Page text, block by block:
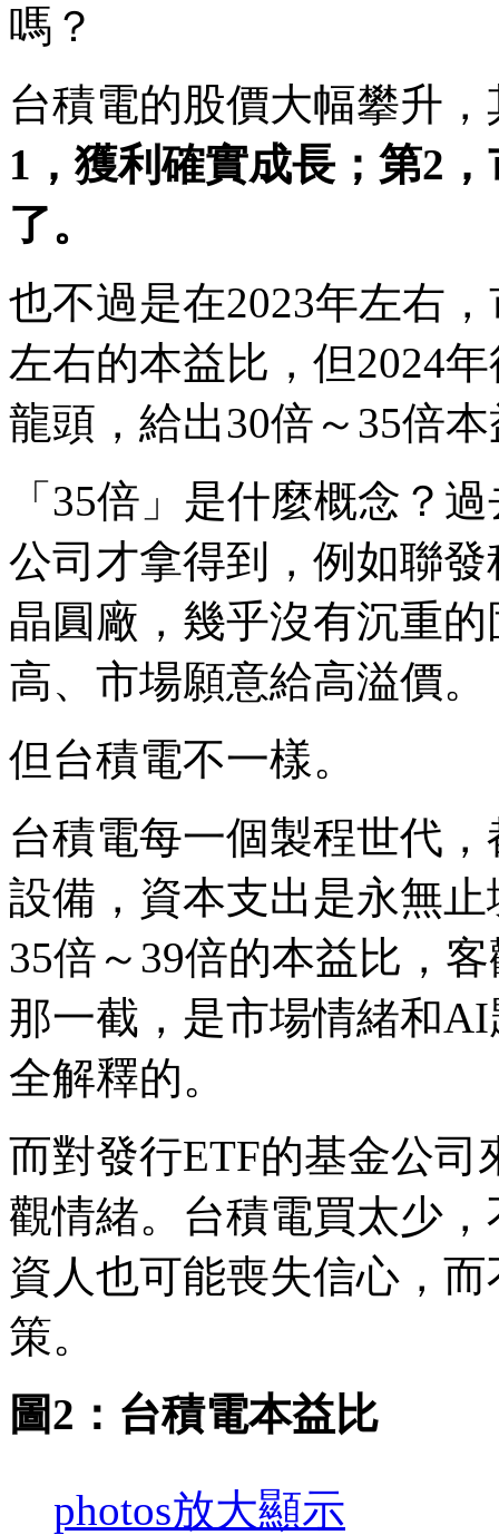
嗎？
台積電的股價大幅攀升
1，獲利確實成長；第2
了。
也不過是在2023年左右
左右的本益比，但2024
龍頭，給出30倍～35倍
「35倍」是什麼概念？
公司才拿得到，例如聯
晶圓廠，幾乎沒有沉重
高、市場願意給高溢價。
但台積電不一樣。
台積電每一個製程世代
設備，資本支出是永無
35倍～39倍的本益比，
那一截，是市場情緒和
全解釋的。
而對發行ETF的基金公
觀情緒。台積電買太少
資人也可能喪失信心，
策。
圖2：台積電本益比
photos放大顯示